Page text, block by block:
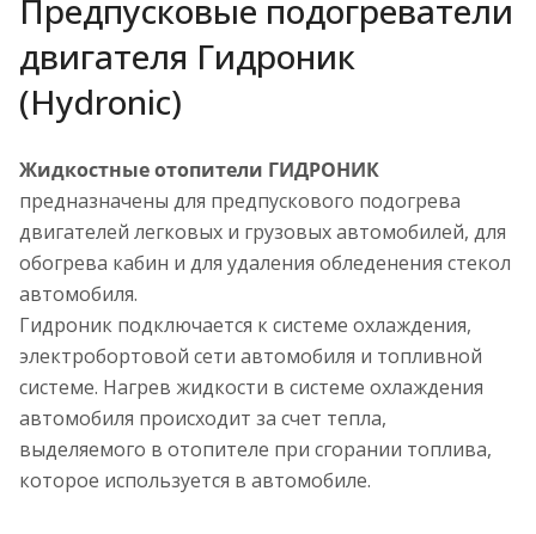
Предпусковые подогреватели
двигателя Гидроник
(Hydronic)
Жидкостные отопители ГИДРОНИК
предназначены для предпускового подогрева
двигателей легковых и грузовых автомобилей, для
обогрева кабин и для удаления обледенения стекол
автомобиля.
Гидроник подключается к системе охлаждения,
электробортовой сети автомобиля и топливной
системе. Нагрев жидкости в системе охлаждения
автомобиля происходит за счет тепла,
выделяемого в отопителе при сгорании топлива,
которое используется в автомобиле.